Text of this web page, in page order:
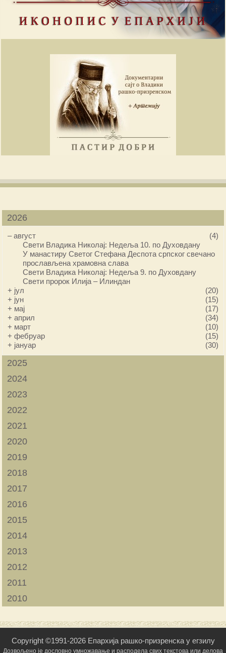
2026
–август
(4)
Свети Владика Николај: Недеља 10. по Духовдану
У манастиру Светог Стефана Деспота српског свечано
прослављена храмовна слава
Свети Владика Николај: Недеља 9. по Духовдану
Свети пророк Илија – Илиндан
+ јул
(20)
+ јун
(15)
+ мај
(17)
+април
(34)
+ март
(10)
+фебруар
(15)
+ јануар (30)
2025
2024
2023
2022
2021
2020
2019
2018
2017
2016
2015
2014
2013
2012
2011
2010
Copyright ©1991-2026 Епархија рашко-призренска у егзилу
Дозвољено је дословно умножавање и расподела свих текстова или делова